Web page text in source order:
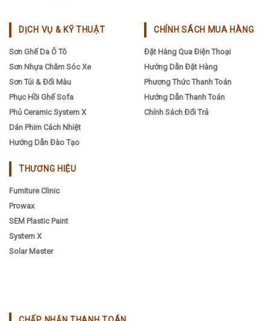
DỊCH VỤ & KỸ THUẬT
Sơn Ghế Da Ô Tô
Sơn Nhựa Chăm Sóc Xe
Sơn Túi & Đổi Màu
Phục Hồi Ghế Sofa
Phủ Ceramic System X
Dán Phim Cách Nhiệt
Hướng Dẫn Đào Tạo
CHÍNH SÁCH MUA HÀNG
Đặt Hàng Qua Điện Thoại
Hướng Dẫn Đặt Hàng
Phương Thức Thanh Toán
Hướng Dẫn Thanh Toán
Chính Sách Đổi Trả
THƯƠNG HIỆU
Furniture Clinic
Prowax
SEM Plastic Paint
System X
Solar Master